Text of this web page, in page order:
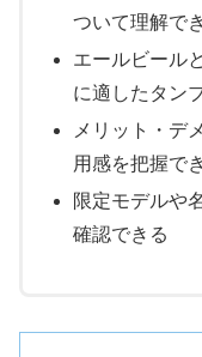
ついて理解で
エールビール
に適したタン
メリット・デ
用感を把握で
限定モデルや
確認できる